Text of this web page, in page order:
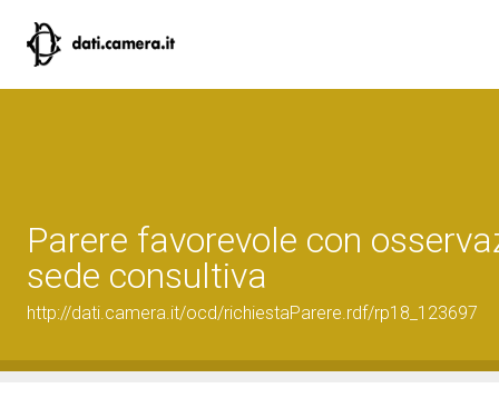
Parere favorevole con
sede consultiva
http://dati.camera.it/ocd/richiestaParere.rdf/rp18_123697